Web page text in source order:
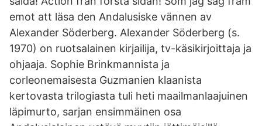
emot att läsa den Andalusiske vännen av
Alexander Söderberg. Alexander Söderberg (s.
1970) on ruotsalainen kirjailija, tv-käsikirjoittaja ja
ohjaaja. Sophie Brinkmannista ja
corleonemaisesta Guzmanien klaanista
kertovasta trilogiasta tuli heti maailmanlaajuinen
läpimurto, sarjan ensimmäinen osa